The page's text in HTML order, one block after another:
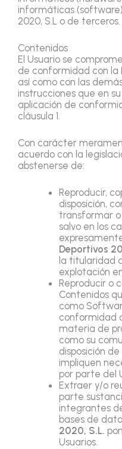
informáticas
2020, S.L o de terceros.
Contenidos
El Usuario se
de conformidad con la
así como con las
instrucciones que en
aplicación de
cláusula 1.
Con carácter
acuerdo con la
abstenerse de:
Reproducir,
disposición,
transformar
salvo en los
Deportivos
la titularidad
explotación
Reproducir o
Contenidos
como
conformidad
materia de
como su
disposición
impliquen
por parte del
Extraer y/o
parte
integrantes
bases de
2020, S.L.
Usuarios.